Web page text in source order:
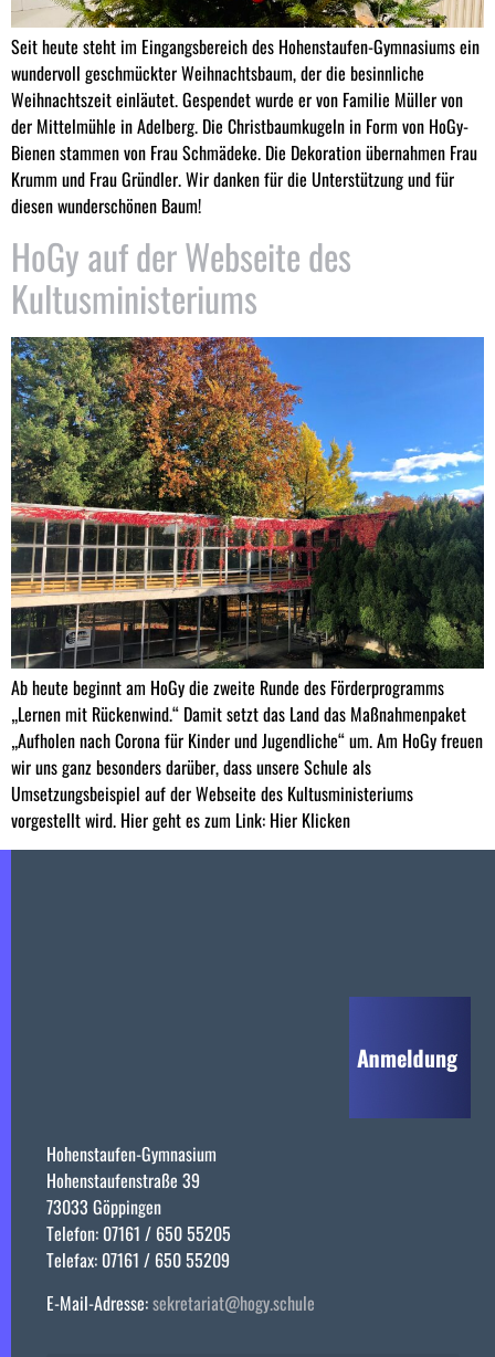
Seit heute steht im Eingangsbereich des Hohenstaufen-Gymnasiums ein
wundervoll geschmückter Weihnachtsbaum, der die besinnliche
Weihnachtszeit einläutet. Gespendet wurde er von Familie Müller von
der Mittelmühle in Adelberg. Die Christbaumkugeln in Form von HoGy-
Bienen stammen von Frau Schmädeke. Die Dekoration übernahmen Frau
Krumm und Frau Gründler. Wir danken für die Unterstützung und für
diesen wunderschönen Baum!
HoGy auf der Webseite des
Kultusministeriums
Ab heute beginnt am HoGy die zweite Runde des Förderprogramms
„Lernen mit Rückenwind.“ Damit setzt das Land das Maßnahmenpaket
„Aufholen nach Corona für Kinder und Jugendliche“ um. Am HoGy freuen
wir uns ganz besonders darüber, dass unsere Schule als
Umsetzungsbeispiel auf der Webseite des Kultusministeriums
vorgestellt wird. Hier geht es zum Link: Hier Klicken
Hohenstaufen-Gymnasium
Hohenstaufenstraße 39
73033 Göppingen
Telefon: 07161 / 650 55205
Telefax: 07161 / 650 55209
E-Mail-Adresse:sekretariat@hogy.schule